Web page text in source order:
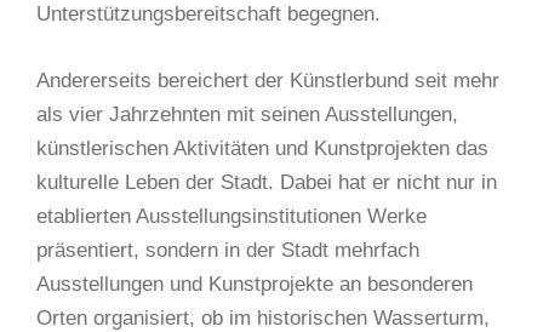
Unterstützungsbereitschaft begegnen.
Andererseits bereichert der Künstlerbund seit mehr
als vier Jahrzehnten mit seinen Ausstellungen,
künstlerischen Aktivitäten und Kunstprojekten das
kulturelle Leben der Stadt. Dabei hat er nicht nur in
etablierten Ausstellungsinstitutionen Werke
präsentiert, sondern in der Stadt mehrfach
Ausstellungen und Kunstprojekte an besonderen
Orten organisiert, ob im historischen Wasserturm,